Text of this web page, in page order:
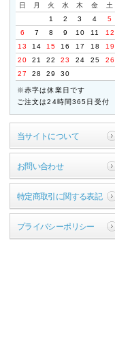
休業期間中にお問い合わせ
いただきました件に関して
は、8月17日より順次ご対
応・発送をさせていただき
ます。
ご迷惑をお掛けいたします
が、何卒ご了承くださいま
すよう宜しくお願い申し上
げます。
敬具
2026年04月21日
【ご案内】ゴールデン
ウィーク休業のお知ら
せ
のこととお慶び申し上げま
日 月 火 水 木 金
土
1
2 3 4
5
6
7 8 9 10 11
12
13
14 15 16 17 18
19
20
21 22 23 24 25
26
27
28 29 30
※赤字は休業日です
ご注文は24時間365日受付
当サイトについて
お問い合わせ
特定商取引に関する表記
プライバシーポリシー